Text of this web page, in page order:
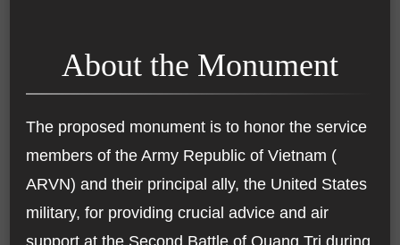
About the Monument
The proposed monument is to honor the service
members of the Army Republic of Vietnam (
ARVN) and their principal ally, the United States
military, for providing crucial advice and air
support at the Second Battle of Quang Tri during